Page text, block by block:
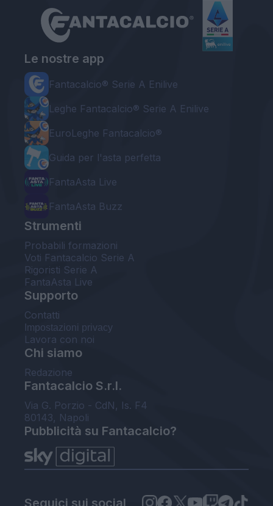
Le nostre app
Fantacalcio® Serie A Enilive
Leghe Fantacalcio® Serie A Enilive
EuroLeghe Fantacalcio®
Guida per l'asta perfetta
FantaAsta Live
FantaAsta Buzz
Strumenti
Probabili formazioni
Voti Fantacalcio Serie A
Rigoristi Serie A
FantaAsta Live
Supporto
Contatti
Impostazioni privacy
Lavora con noi
Chi siamo
Redazione
Fantacalcio S.r.l.
Via G. Porzio - CdN, Is. F4
80143, Napoli
Pubblicità su Fantacalcio?
Seguici sui social